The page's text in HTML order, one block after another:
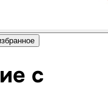
с